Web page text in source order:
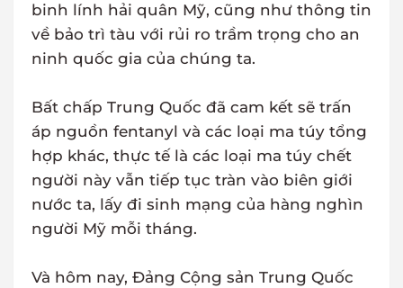
binh lính hải quân Mỹ, cũng như thông tin
về bảo trì tàu với rủi ro trầm trọng cho an
ninh quốc gia của chúng ta.
Bất chấp Trung Quốc đã cam kết sẽ trấn
áp nguồn fentanyl và các loại ma túy tổng
hợp khác, thực tế là các loại ma túy chết
người này vẫn tiếp tục tràn vào biên giới
nước ta, lấy đi sinh mạng của hàng nghìn
người Mỹ mỗi tháng.
Và hôm nay, Đảng Cộng sản Trung Quốc